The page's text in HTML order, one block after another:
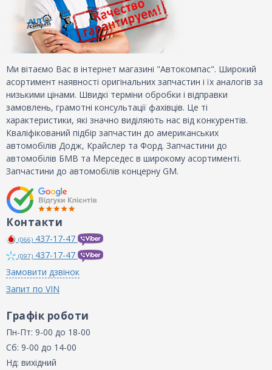
Ми вітаємо Вас в інтернет магазині "Автокомпас". Широкий
асортимент наявності оригінальних запчастин і їх аналогів за
низькими цінами. Швидкі терміни обробки і відправки
замовлень, грамотні консультації фахівців. Це ті
характеристики, які значно виділяють нас від конкурентів.
Кваліфікований підбір запчастин до американських
автомобілів Додж, Крайслер та Форд. Запчастини до
автомобілів БМВ та Мерседес в широкому асортименті.
Запчастини до автомобілів концерну GM.
Контакти
(066) 437-17-47
(097) 437-17-47
Замовити дзвінок
Запит по VIN
Графік роботи
Пн-Пт: 9-00 до 18-00
Сб: 9-00 до 14-00
Нд: вихідний